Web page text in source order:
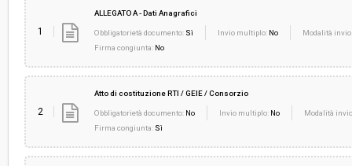
1
ALLEGATO A - Dati Anagrafici
Obbligatorietà documento: Sì Invio multiplo: No
Modalità
Firma congiunta: No
2
Atto di costituzione RTI / GEIE / Consorzio
Obbligatorietà documento: No Invio multiplo: No
Modalità
Firma congiunta: Sì